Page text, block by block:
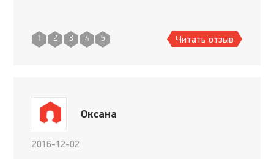
1 2 3 4 5 Читать отзыв
Оксана
2016-12-02